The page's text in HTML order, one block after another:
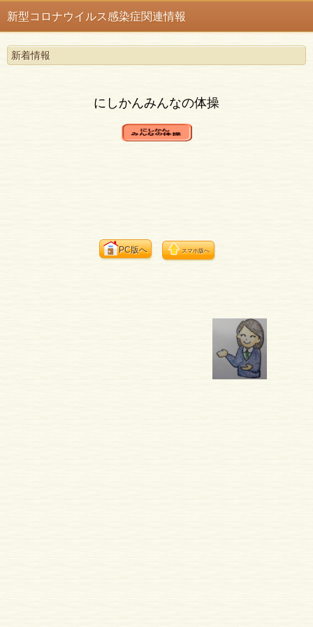
新型コロナウイルス感染症関連情報
新着情報
にしかんみんなの体操
PC版へ スマホ版へ